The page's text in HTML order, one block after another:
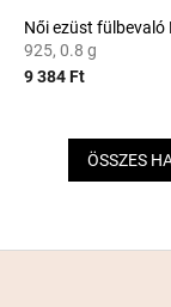
Női ezüst fülbevaló
925, 0.8 g
9 384 Ft
ÖSSZES